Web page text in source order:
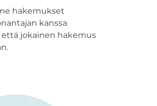
hakemukset
kanssa
että jokainen hakemus